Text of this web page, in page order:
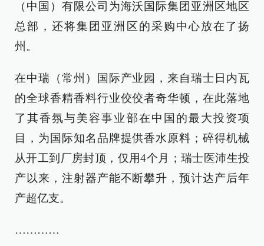
（中国）有限公司为海沃国际集团亚洲区地区
总部，还将集团亚洲区的采购中心放在了扬
州。
在中瑞（常州）国际产业园，来自瑞士日内瓦
的全球香精香料行业佼佼者奇华顿，在此落地
了其香氛与美容事业部在中国的最大投资项
目，为国际知名品牌提供香水原料；碎得机械
从开工到厂房封顶，仅用4个月；瑞士医沛生投
产以来，注射器产能不断攀升，预计达产后年
产超亿支。
…………